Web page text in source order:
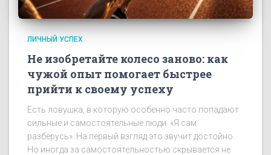
ЛИЧНЫЙ УСПЕХ
Не изобретайте колесо заново: как
чужой опыт помогает быстрее
прийти к своему успеху
Есть ловушка, в которую особенно часто попадают
сильные и самостоятельные люди. «Я сам
разберусь». На первый взгляд это звучит достойно.
Но иногда за самостоятельностью скрывается не